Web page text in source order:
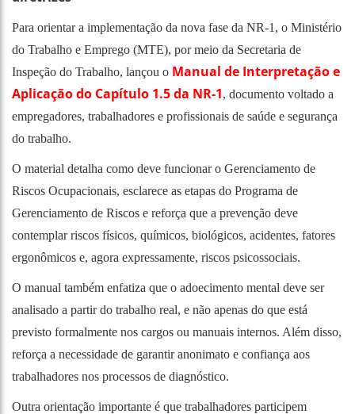
Para orientar a implementação da nova fase da NR-1, o Ministério
do Trabalho e Emprego (MTE), por meio da Secretaria de
Inspeção do Trabalho, lançou o Manual de Interpretação e
Aplicação do Capítulo 1.5 da NR-1, documento voltado a
empregadores, trabalhadores e profissionais de saúde e segurança
do trabalho.
O material detalha como deve funcionar o Gerenciamento de
Riscos Ocupacionais, esclarece as etapas do Programa de
Gerenciamento de Riscos e reforça que a prevenção deve
contemplar riscos físicos, químicos, biológicos, acidentes, fatores
ergonômicos e, agora expressamente, riscos psicossociais.
O manual também enfatiza que o adoecimento mental deve ser
analisado a partir do trabalho real, e não apenas do que está
previsto formalmente nos cargos ou manuais internos. Além disso,
reforça a necessidade de garantir anonimato e confiança aos
trabalhadores nos processos de diagnóstico.
Outra orientação importante é que trabalhadores participem